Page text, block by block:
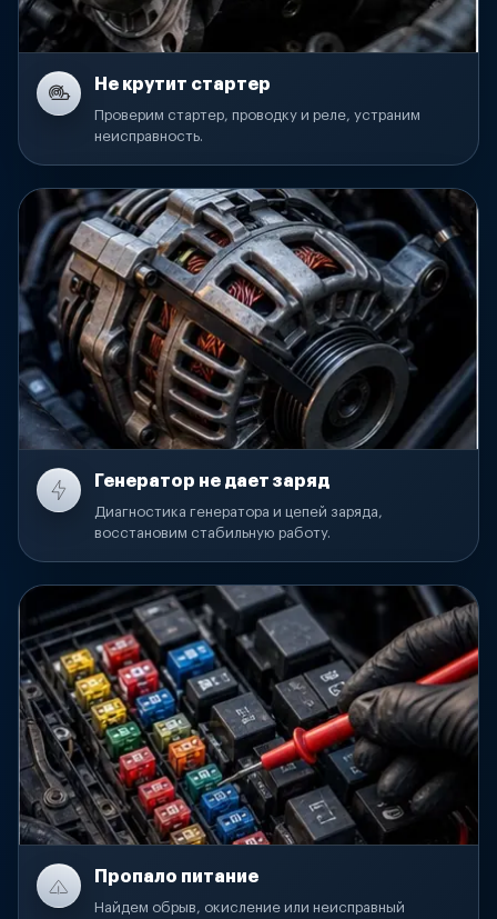
Не крутит стартер
Проверим стартер, проводку и реле, устраним
неисправность.
Генератор не дает заряд
Диагностика генератора и цепей заряда,
восстановим стабильную работу.
Пропало питание
Найдем обрыв, окисление или неисправный